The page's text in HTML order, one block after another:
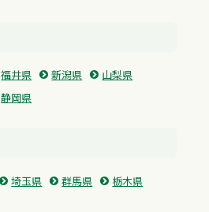
福井県 新潟県
山梨県
静岡県
埼玉県 群馬県
栃木県